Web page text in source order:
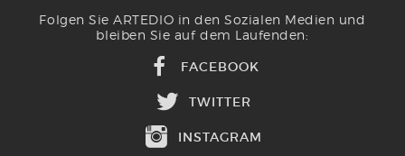
Folgen Sie ARTEDIO in den Sozialen Medien und
bleiben Sie auf dem Laufenden:
FACEBOOK
TWITTER
INSTAGRAM